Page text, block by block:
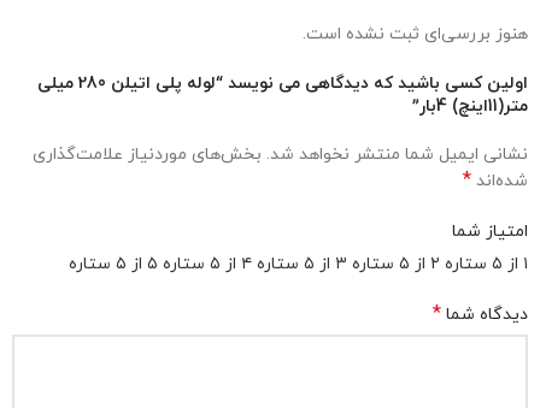
هنوز بررسی‌ای ثبت نشده است.
اولین کسی باشید که دیدگاهی می نویسد “لوله پلی اتیلن 280 میلی
متر(11اینچ) 4بار”
نشانی ایمیل شما منتشر نخواهد شد. بخش‌های موردنیاز علامت‌گذاری
شده‌اند *
امتیاز شما
۱ از ۵ ستاره
۲ از ۵ ستاره ۳ از ۵ ستاره ۴ از ۵ ستاره ۵ از ۵ ستاره
دیدگاه شما *